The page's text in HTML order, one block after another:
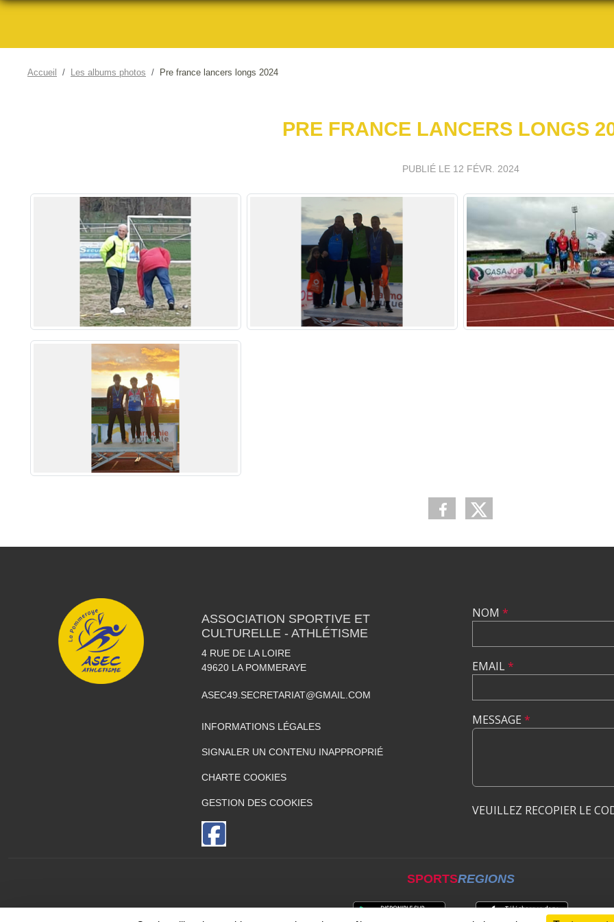
Accueil Les albums photos Pre france lancers longs 2024
PRE FRANCE LANCERS LONGS
PUBLIÉ LE 12 FÉVR. 2024
ASSOCIATION SPORTIVE ET
CULTURELLE - ATHLÉTISME
4 RUE DE LA LOIRE
49620 LA POMMERAYE
ASEC49.SECRETARIAT@GMAIL.COM
INFORMATIONS LÉGALES
SIGNALER UN CONTENU INAPPROPRIÉ
CHARTE COOKIES
GESTION DES COOKIES
NOM *
EMAIL*
MESSAGE *
VEUILLEZ RECOPIER LE
SPORTSREGIONS